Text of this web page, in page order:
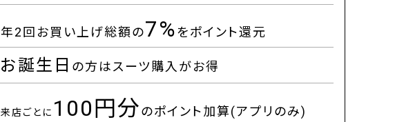
年2回お買い上げ総額の7%をポイント還元
お誕生日 の方はスーツ購入がお得
来店ごとに 100円分のポイント加算(アプリのみ)